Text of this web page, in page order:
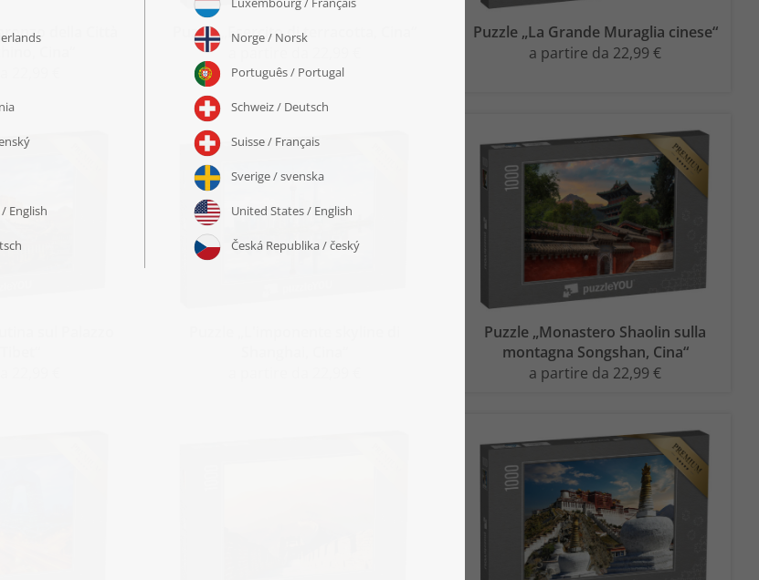
della Città
€
Puzzle „Esercito di terracotta, Cina“
Puzzle „La Grande Muraglia cinese“
a partire da 22,99 €
Puzzle „Monastero Shaolin sulla
montagna Songshan, Cina“
a partire da 22,99 €